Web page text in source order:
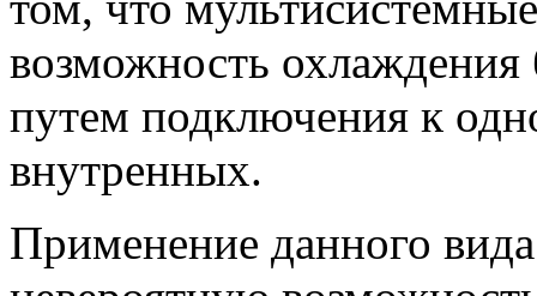
возможность
путем подключения к
внутренных.
Применение данного вида